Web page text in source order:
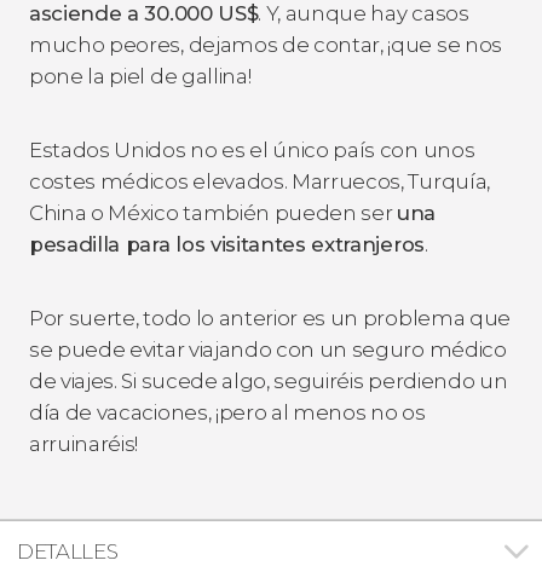
asciende a 30.000 US$. Y, aunque hay casos
mucho peores, dejamos de contar, ¡que se nos
pone la piel de gallina!
Estados Unidos no es el único país con unos
costes médicos elevados. Marruecos, Turquía,
China o México también pueden ser una
pesadilla para los visitantes extranjeros.
Por suerte, todo lo anterior es un problema que
se puede evitar viajando con un seguro médico
de viajes. Si sucede algo, seguiréis perdiendo un
día de vacaciones, ¡pero al menos no os
arruinaréis!
DETALLES